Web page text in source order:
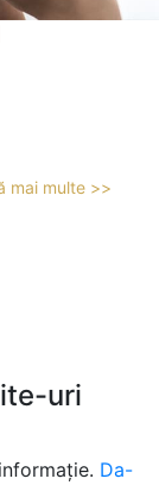
mai multe >>
uri
Da-